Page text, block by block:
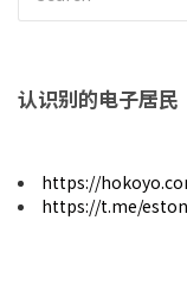
认识别的电子居民
https://
https://t.me/